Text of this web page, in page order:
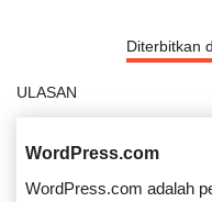
Diterbitkan
ULASAN
WordPress.com
WordPress.com adalah